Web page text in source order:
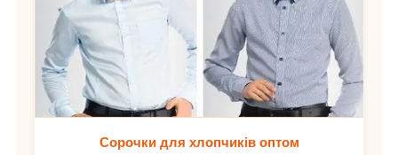
Сорочки для хлопчиків оптом